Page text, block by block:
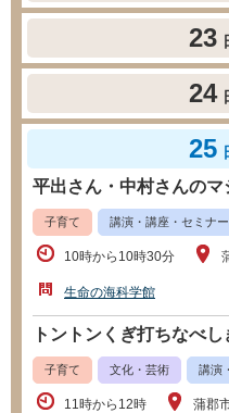
23
24
25
平出さん・中村さんのマ
子育て 講演・講座・セミナー
10時から10時30分
生命の海科学館
トントンくぎ打ちなべし
子育て 文化・芸術 講演
11時から12時 蒲郡